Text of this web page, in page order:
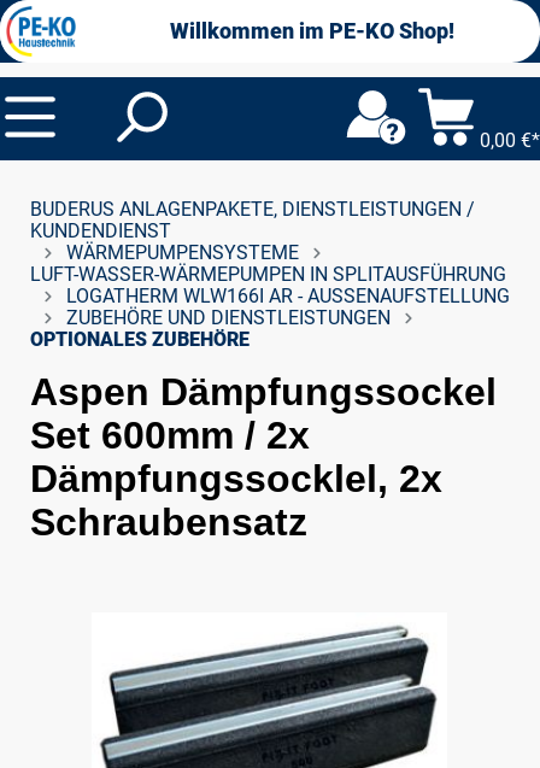
springen Willkommen im PE-KO Shop!
0,00 €*
BUDERUS ANLAGENPAKETE, DIENSTLEISTUNGEN /
KUNDENDIENST
WÄRMEPUMPENSYSTEME
LUFT-WASSER-WÄRMEPUMPEN IN SPLITAUSFÜHRUNG
LOGATHERM WLW166I AR - AUSSENAUFSTELLUNG
ZUBEHÖRE UND DIENSTLEISTUNGEN
OPTIONALES ZUBEHÖRE
Aspen Dämpfungssockel
Set 600mm / 2x
Dämpfungssocklel, 2x
Schraubensatz